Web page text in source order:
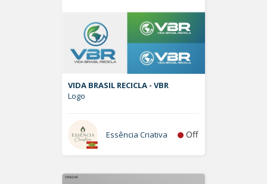
VIDA BRASIL RECICLA - VBR
Logo
Essência Criativa Off